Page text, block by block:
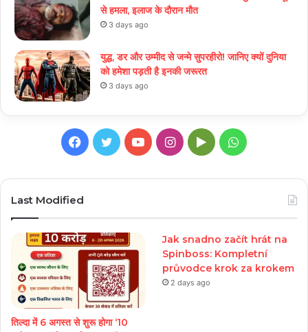
से हमला, इलाज के दौरान मौत
3 days ago
युद्ध, डर और उम्मीद से जन्मे सुपरहीरो! जानिए क्यों दुनिया
को हमेशा पड़ती है इनकी जरूरत
3 days ago
Facebook
TwitterYouTubeInstagram
GoogleWhatsApp
Last Modified
तिल्दा में 6 अगस्त से शुरू होगा ‘10
Jak snadno začít hrát na
Spinboss: Kompletní
průvodce krok za krokem
2 days ago